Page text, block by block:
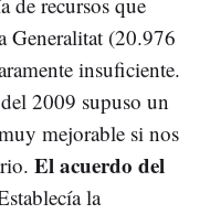
Generalitat (20.976
insuficiente.
2009 supuso un
mejorable si nos
El acuerdo del
la